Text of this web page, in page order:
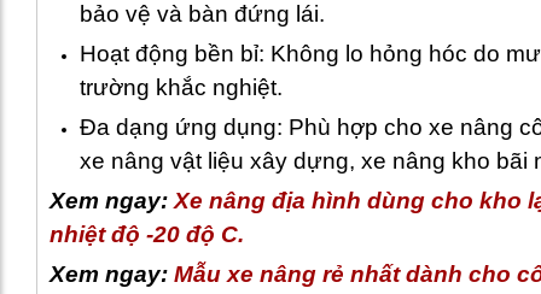
bảo vệ và bàn đứng lái.
Hoạt động bền bỉ: Không lo hỏng hóc do
trường khắc nghiệt.
Đa dạng ứng dụng: Phù hợp cho xe nâng
xe nâng vật liệu xây dựng, xe nâng kho bãi
Xem ngay: Xe nâng địa hình dùng cho kho
nhiệt độ -20 độ C.
Xem ngay: Mẫu xe nâng rẻ nhất dành cho